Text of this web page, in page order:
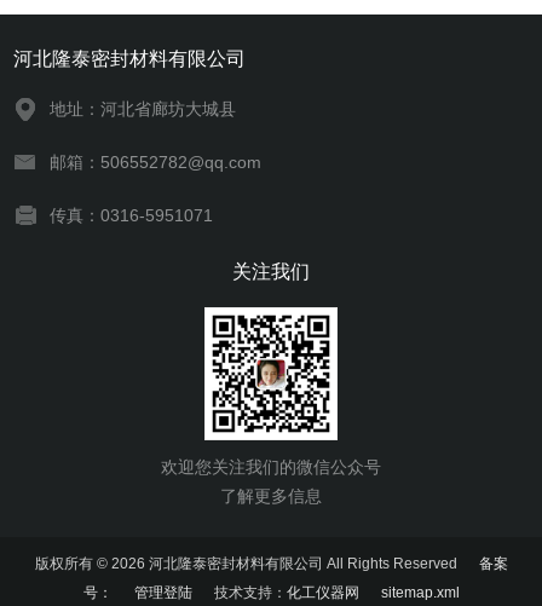
河北隆泰密封材料有限公司
地址：河北省廊坊大城县
邮箱：506552782@qq.com
传真：0316-5951071
关注我们
欢迎您关注我们的微信公众号
了解更多信息
版权所有 © 2026 河北隆泰密封材料有限公司 All Rights Reserved 备案
号：
管理登陆技术支持： 化工仪器网 sitemap.xml